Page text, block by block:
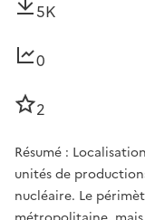
5K
0
2
Résumé :
unités de
nucléaire. Le